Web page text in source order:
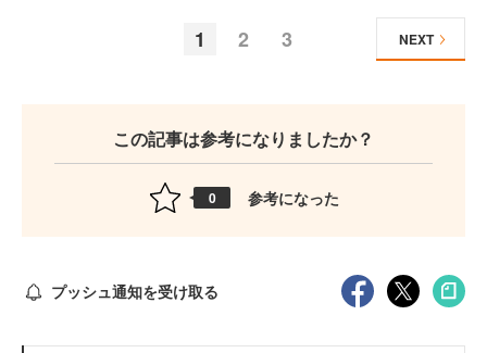
1 2 3 NEXT
この記事は参考になりましたか？
0 参考になった
プッシュ通知を受け取る